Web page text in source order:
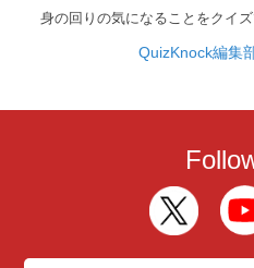
身の回りの気になることをクイズ
QuizKnock編集